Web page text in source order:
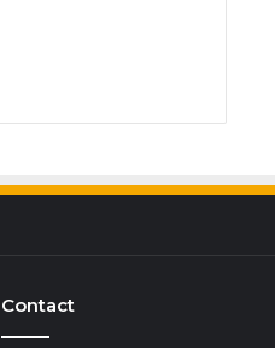
Contact